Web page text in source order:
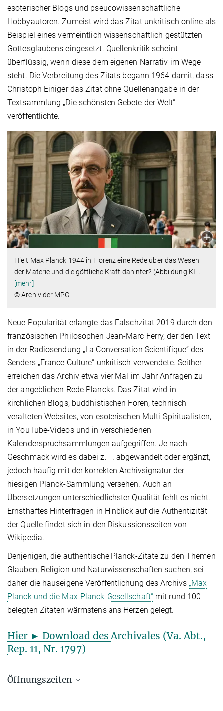
esoterischer Blogs und pseudowissenschaftliche
Hobbyautoren. Zumeist wird das Zitat unkritisch online als
Beispiel eines vermeintlich wissenschaftlich gestützten
Gottesglaubens eingesetzt. Quellenkritik scheint
überflüssig, wenn diese dem eigenen Narrativ im Wege
steht. Die Verbreitung des Zitats begann 1964 damit, dass
Christoph Einiger das Zitat ohne Quellenangabe in der
Textsammlung „Die schönsten Gebete der Welt“
veröffentlichte.
Hielt Max Planck 1944 in Florenz eine Rede über das Wesen
der Materie und die göttliche Kraft dahinter? (Abbildung KI-
[mehr]
© Archiv der MPG
Neue Popularität erlangte das Falschzitat 2019 durch den
französischen Philosophen Jean-Marc Ferry, der den Text
in der Radiosendung „La Conversation Scientifique“ des
Senders „France Culture“ unkritisch verwendete. Seither
erreichen das Archiv etwa vier Mal im Jahr Anfragen zu
der angeblichen Rede Plancks. Das Zitat wird in
kirchlichen Blogs, buddhistischen Foren, technisch
veralteten Websites, von esoterischen Multi-Spiritualisten,
in YouTube-Videos und in verschiedenen
Kalenderspruchsammlungen aufgegriffen. Je nach
Geschmack wird es dabei z. T. abgewandelt oder ergänzt,
jedoch häufig mit der korrekten Archivsignatur der
hiesigen Planck-Sammlung versehen. Auch an
Übersetzungen unterschiedlichster Qualität fehlt es nicht.
Ernsthaftes Hinterfragen in Hinblick auf die Authentizität
der Quelle findet sich in den Diskussionsseiten von
Wikipedia.
Denjenigen, die authentische Planck-Zitate zu den Themen
Glauben, Religion und Naturwissenschaften suchen, sei
daher die hauseigene Veröffentlichung des Archivs „Max
Planck und die Max-Planck-Gesellschaft“mit rund 100
belegten Zitaten wärmstens ans Herzen gelegt.
Hier ► Download des Archivales (Va. Abt.,
Rep. 11, Nr. 1797)
Öffnungszeiten